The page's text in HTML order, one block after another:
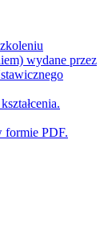
wydane przez
formie PDF.